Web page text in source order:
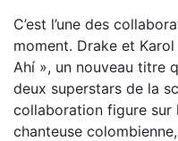
C’est l’une des
moment. Drake et
Ahí », un nouveau titre
deux superstars de la
collaboration figure sur
chanteuse